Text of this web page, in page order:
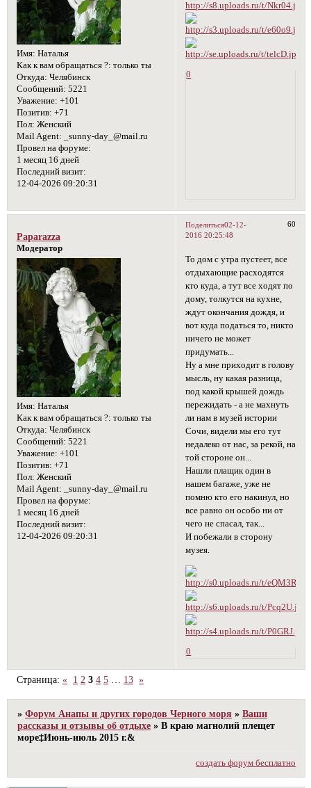
Имя: Наталья
Как к вам обращаться ?: только ты
Откуда: Челябинск
Сообщений: 5221
Уважение: +101
Позитив: +71
Пол: Женский
Mail Agent: _sunny-day_@mail.ru
Провел на форуме:
1 месяц 16 дней
Последний визит:
12-04-2026 09:20:31
0
Поделиться 60
02-12-
2016 20:25:48
Paparazza
Модератор
Имя: Наталья
Как к вам обращаться ?: только ты
Откуда: Челябинск
Сообщений: 5221
Уважение: +101
Позитив: +71
Пол: Женский
Mail Agent: _sunny-day_@mail.ru
Провел на форуме:
1 месяц 16 дней
Последний визит:
12-04-2026 09:20:31
То дом с утра пустеет, все
отдыхающие расходятся
кто куда, а тут все ходят по
дому, толкутся на кухне,
ждут окончания дождя, и
вот куда податься то, никто
ничего не может
придумать...
Ну а мне приходит в голову
мысль, ну какая разница,
под какой крышей дождь
пережидать - а не махнуть
ли нам в музей истории
Сочи, видели мы его тут
недалеко от нас, за рекой, на
той стороне он...
Нашли плащик один в
нашем багаже, уже не
помню кто его накинул, но
все равно он особо ни от
чего не спасал, так...
И побежали в сторону
музея.
0
Страница:« 1 2 3 4 5 13 »
»Форум Анапы и других городов Черного моря »Ваши
рассказы и отзывы об отдыхе »В краю магнолий плещет
море‡Июнь-июль 2015 г.&
создать форум бесплатно